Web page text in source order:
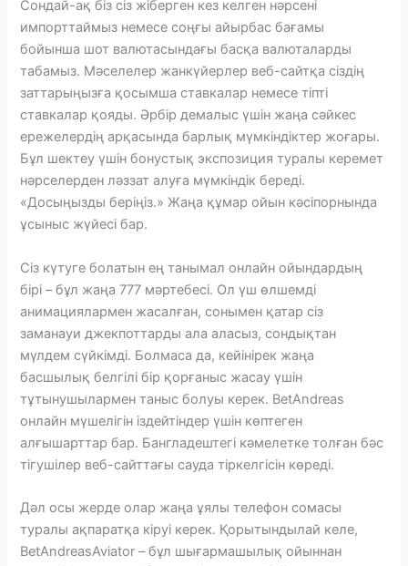
Сондай-ақ біз сіз жіберген кез келген нәрсені
импорттаймыз немесе соңғы айырбас бағамы
бойынша шот валютасындағы басқа валюталарды
табамыз. Мәселелер жанкүйерлер веб-сайтқа сіздің
заттарыңызға қосымша ставкалар немесе тіпті
ставкалар қояды. Әрбір демалыс үшін жаңа сәйкес
ережелердің арқасында барлық мүмкіндіктер жоғары.
Бұл шектеу үшін бонустық экспозиция туралы керемет
нәрселерден ләззат алуға мүмкіндік береді.
«Досыңызды беріңіз.» Жаңа құмар ойын кәсіпорнында
ұсыныс жүйесі бар.
Сіз күтуге болатын ең танымал онлайн ойындардың
бірі – бұл жаңа 777 мәртебесі. Ол үш өлшемді
анимациялармен жасалған, сонымен қатар сіз
заманауи джекпоттарды ала аласыз, сондықтан
мүлдем сүйкімді. Болмаса да, кейінірек жаңа
басшылық белгілі бір қорғаныс жасау үшін
тұтынушылармен таныс болуы керек. BetAndreas
онлайн мүшелігін іздейтіндер үшін көптеген
алғышарттар бар. Бангладештегі кәмелетке толған бәс
тігушілер веб-сайттағы сауда тіркелгісін көреді.
Дәл осы жерде олар жаңа ұялы телефон сомасы
туралы ақпаратқа кіруі керек. Қорытындылай келе,
BetAndreasAviator – бұл шығармашылық ойыннан